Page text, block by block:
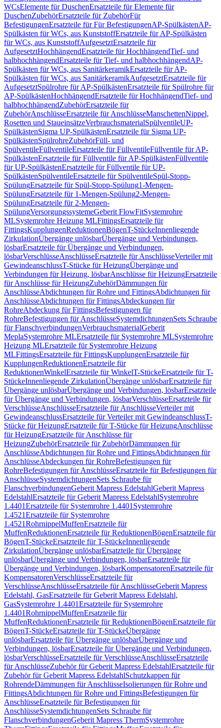
WCsElemente für DuschenErsatzteile für Elemente für
DuschenZubehörErsatzteile für ZubehörFür
BefestigungenErsatzteile für Für BefestigungenAP-SpülkästenAP-
Spülkästen für WCs, aus KunststoffErsatzteile für AP-Spülkästen
für WCs, aus KunststoffAufgesetztErsatzteile für
AufgesetztHochhängendErsatzteile für HochhängendTief- und
halbhochhängendErsatzteile für Tief- und halbhochhängendAP-
Spülkästen für WCs, aus SanitärkeramikErsatzteile für AP-
Spülkästen für WCs, aus SanitärkeramikAufgesetztErsatzteile für
AufgesetztSpülrohre für AP-SpülkästenErsatzteile für Spülrohre für
AP-SpülkästenHochhängendErsatzteile für HochhängendTief- und
halbhochhängendZubehörErsatzteile für
ZubehörAnschlüsseErsatzteile für AnschlüsseManschettenNippel,
Rosetten und StaueinsätzeVerbrauchsmaterialSpülventileUP-
SpülkästenSigma UP-SpülkästenErsatzteile für Sigma UP-
SpülkästenSpülrohreZubehörFüll- und
SpülventileFüllventileErsatzteile für FüllventileFüllventile für AP-
SpülkästenErsatzteile für Füllventile für AP-SpülkästenFüllventile
für UP-SpülkästenErsatzteile für Füllventile für UP-
SpülkästenSpülventileErsatzteile für SpülventileSpül-Stopp-
SpülungErsatzteile für Spül-Stopp-Spülung1-Mengen-
SpülungErsatzteile für 1-Mengen-Spülung2-Mengen-
SpülungErsatzteile für 2-Mengen-
SpülungVersorgungssystemeGeberit FlowFitSystemrohre
MLSystemrohre Heizung MLFittingsErsatzteile für
FittingsKupplungenReduktionenBögenT-StückeInnenliegende
ZirkulationÜbergänge unlösbarÜbergänge und Verbindungen,
lösbarErsatzteile für Übergänge und Verbindungen,
lösbarVerschlüsseAnschlüsseErsatzteile für AnschlüsseVerteiler mit
GewindeanschlussT-Stücke für HeizungÜbergänge und
Verbindungen für Heizung, lösbarAnschlüsse für HeizungErsatzteile
für Anschlüsse für HeizungZubehörDämmungen für
AnschlüsseAbdichtungen für Rohre und FittingsAbdichtungen für
AnschlüsseAbdichtungen für FittingsAbdeckungen für
RohreAbdeckung für FittingsBefestigungen für
RohreBefestigungen für AnschlüsseSystemdichtungenSets Schraube
für FlanschverbindungenVerbrauchsmaterialGeberit
MeplaSystemrohre MLErsatzteile für Systemrohre MLSystemrohre
Heizung MLErsatzteile für Systemrohre Heizung
MLFittingsErsatzteile für FittingsKupplungenErsatzteile für
KupplungenReduktionenErsatzteile für
ReduktionenWinkelErsatzteile für WinkelT-StückeErsatzteile für T-
StückeInnenliegende ZirkulationÜbergänge unlösbarErsatzteile für
Übergänge unlösbarÜbergänge und Verbindungen, lösbarErsatzteile
für Übergänge und Verbindungen, lösbarVerschlüsseErsatzteile für
VerschlüsseAnschlüsseErsatzteile für AnschlüsseVerteiler mit
GewindeanschlussErsatzteile für Verteiler mit GewindeanschlussT-
Stücke für HeizungErsatzteile für T-Stücke für HeizungAnschlüsse
für HeizungErsatzteile für Anschlüsse für
HeizungZubehörErsatzteile für ZubehörDämmungen für
AnschlüsseAbdichtungen für Rohre und FittingsAbdichtungen für
AnschlüsseAbdeckungen für RohreBefestigungen für
RohreBefestigungen für AnschlüsseErsatzteile für Befestigungen für
AnschlüsseSystemdichtungenSets Schraube für
FlanschverbindungenGeberit Mapress EdelstahlGeberit Mapress
EdelstahlErsatzteile für Geberit Mapress EdelstahlSystemrohre
1.4401Ersatzteile für Systemrohre 1.4401 Systemrohre
1.4521Ersatzteile für Systemrohre
1.4521RohrnippelMuffenErsatzteile für
MuffenReduktionenErsatzteile für ReduktionenBögenErsatzteile für
BögenT-StückeErsatzteile für T-StückeInnenliegende
ZirkulationÜbergänge unlösbarErsatzteile für Übergänge
unlösbarÜbergänge und Verbindungen, lösbarErsatzteile für
Übergänge und Verbindungen, lösbarKompensatorenErsatzteile für
KompensatorenVerschlüsseErsatzteile für
VerschlüsseAnschlüsseErsatzteile für AnschlüsseGeberit Mapress
Edelstahl, GasErsatzteile für Geberit Mapress Edelstahl,
GasSystemrohre 1.4401Ersatzteile für Systemrohre
1.4401RohrnippelMuffenErsatzteile für
MuffenReduktionenErsatzteile für ReduktionenBögenErsatzteile für
BögenT-StückeErsatzteile für T-StückeÜbergänge
unlösbarErsatzteile für Übergänge unlösbarÜbergänge und
Verbindungen, lösbarErsatzteile für Übergänge und Verbindungen,
lösbarVerschlüsseErsatzteile für VerschlüsseAnschlüsseErsatzteile
für AnschlüsseZubehör für Geberit Mapress EdelstahlErsatzteile für
Zubehör für Geberit Mapress EdelstahlSchutzkappen für
RohrendeDämmungen für AnschlüsseIsolierungen für Rohre und
FittingsAbdichtungen für Rohre und FittingsBefestigungen für
AnschlüsseErsatzteile für Befestigungen für
AnschlüsseSystemdichtungenSets Schraube für
FlanschverbindungenGeberit Mapress ThermSystemrohre